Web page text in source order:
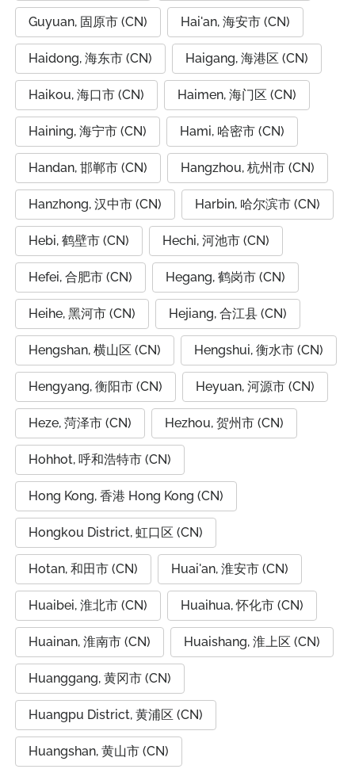
Guyuan, 固原市 (CN) Hai'an, 海安市 (CN)
Haidong, 海东市 (CN) Haigang, 海港区 (CN)
Haikou, 海口市 (CN) Haimen, 海门区 (CN)
Haining, 海宁市 (CN) Hami, 哈密市 (CN)
Handan, 邯郸市 (CN) Hangzhou, 杭州市 (CN)
Hanzhong, 汉中市 (CN) Harbin, 哈尔滨市 (CN)
Hebi, 鹤壁市 (CN) Hechi, 河池市 (CN)
Hefei, 合肥市 (CN) Hegang, 鹤岗市 (CN)
Heihe, 黑河市 (CN) Hejiang, 合江县 (CN)
Hengshan, 横山区 (CN) Hengshui, 衡水市 (CN)
Hengyang, 衡阳市 (CN) Heyuan, 河源市 (CN)
Heze, 菏泽市 (CN) Hezhou, 贺州市 (CN)
Hohhot, 呼和浩特市 (CN)
Hong Kong, 香港 Hong Kong (CN)
Hongkou District, 虹口区 (CN)
Hotan, 和田市 (CN) Huai'an, 淮安市 (CN)
Huaibei, 淮北市 (CN) Huaihua, 怀化市 (CN)
Huainan, 淮南市 (CN) Huaishang, 淮上区 (CN)
Huanggang, 黄冈市 (CN)
Huangpu District, 黄浦区 (CN)
Huangshan, 黄山市 (CN)